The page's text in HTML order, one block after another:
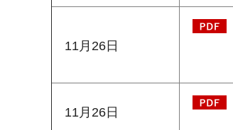
11月26日
11月26日